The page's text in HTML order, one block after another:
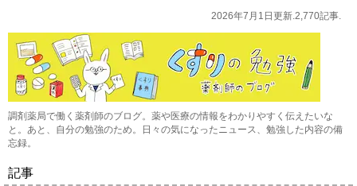
2026年7月1日更新.2,770記事.
調剤薬局で働く薬剤師のブログ。薬や医療の情報をわかりやすく伝えたいな
と。あと、自分の勉強のため。日々の気になったニュース、勉強した内容の備
忘録。
記事